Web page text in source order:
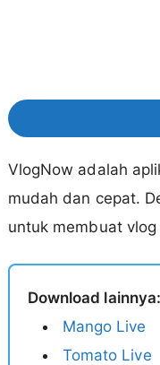
VlogNow adalah
mudah dan cepat.
untuk membuat
Download lainnya:
Mango Live
Tomato Live